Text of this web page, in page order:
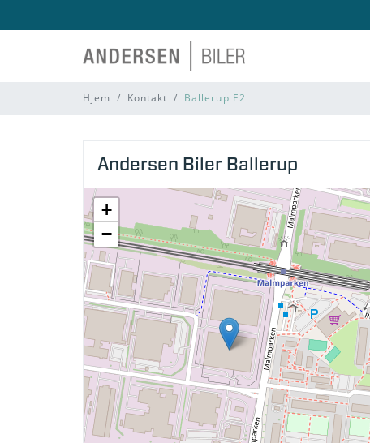
Hjem Kontakt Ballerup E2
Andersen Biler Ballerup
+
−